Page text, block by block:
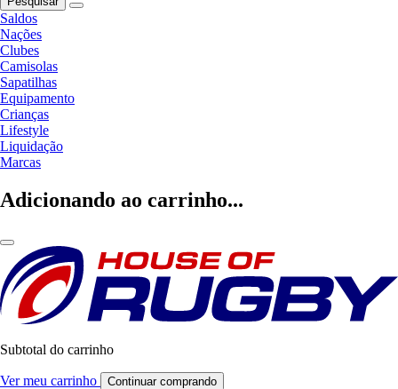
Saldos
Nações
Clubes
Camisolas
Sapatilhas
Equipamento
Crianças
Lifestyle
Liquidação
Marcas
Adicionando ao carrinho...
Subtotal do carrinho
Ver meu carrinho Continuar comprando